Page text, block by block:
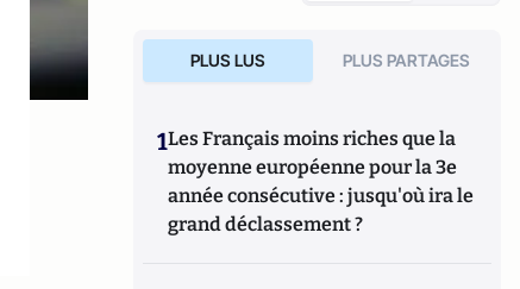
PLUS LUS PLUS PARTAGES
1Les Français moins riches que la
moyenne européenne pour la 3e
année consécutive : jusqu'où ira le
grand déclassement ?